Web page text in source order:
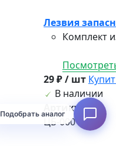
Лезвия
Комплект
29 ₽ / шт
В наличии
Артикул:
ЦБ-00015152
Подобрать аналог